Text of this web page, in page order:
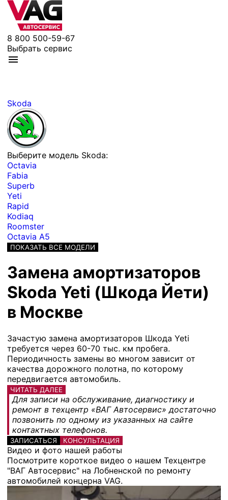
8 800 500-59-67
Выбрать сервис
Skoda
Выберите модель Skoda:
Octavia
Fabia
Superb
Yeti
Rapid
Kodiaq
Roomster
Octavia A5
ПОКАЗАТЬ ВСЕ МОДЕЛИ
Замена амортизаторов
Skoda Yeti (Шкода Йети)
в Москве
Зачастую замена амортизаторов Шкода Yeti
требуется через 60-70 тыс. км пробега.
Периодичность замены во многом зависит от
качества дорожного полотна, по которому
передвигается автомобиль.
ЧИТАТЬ ДАЛЕЕ
Для записи на обслуживание, диагностику и
ремонт в техцентр «ВАГ Автосервис» достаточно
позвонить по одному из указанных на сайте
контактных телефонов.
ЗАПИСАТЬСЯ КОНСУЛЬТАЦИЯ
Видео и фото нашей работы
Посмотрите короткое видео о нашем Техцентре
"ВАГ Автосервис" на Лобненской по ремонту
автомобилей концерна VAG.